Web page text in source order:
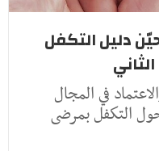
دليل التكفل
في المجال
التكفل بمرضى